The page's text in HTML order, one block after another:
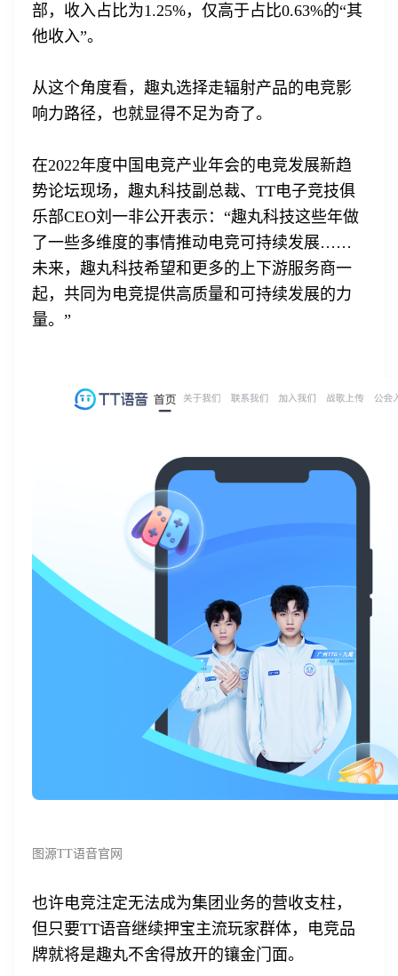
部，收入占比为1.25%，仅高于占比0.63%的“其
他收入”。
从这个角度看，趣丸选择走辐射产品的电竞影
响力路径，也就显得不足为奇了。
在2022年度中国电竞产业年会的电竞发展新趋
势论坛现场，趣丸科技副总裁、TT电子竞技俱
乐部CEO刘一非公开表示：“趣丸科技这些年做
了一些多维度的事情推动电竞可持续发展……
未来，趣丸科技希望和更多的上下游服务商一
起，共同为电竞提供高质量和可持续发展的力
量。”
图源TT语音官网
也许电竞注定无法成为集团业务的营收支柱，
但只要TT语音继续押宝主流玩家群体，电竞品
牌就将是趣丸不舍得放开的镶金门面。